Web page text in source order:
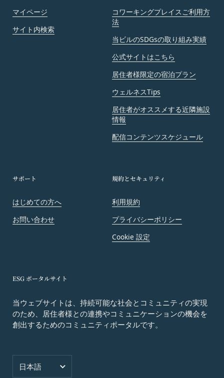
マイページ
サイト内検索
コワーキングプレイスご利用方
法
当ビルのSDGsの取り組み実績
公式サイトはこちら
居住者様限定の宿泊プラン
ウェルネスTips
居住者がオススメする近隣施設
情報
配信コンテンツスケジュール
サポート
はじめての方へ
お問い合わせ
規約とセキュリティ
利用規約
プライバシーポリシー
Cookie 設定
ESG ポータルサイト
当ウェブサイトは、持続可能な社会とコミュニティの実現
のため、居住者様との連携やコミュニケーションの機会を
創出するためのコミュニティポータルです。
日本語
当社は、会員が本サービスの登録その他一切の利用
の過程において、当社が取得した情報の取り扱い
は、プライバシーポリシーの定めによるものとし、
会員は、プライバシーポリシーの定めに従い、当社
当社は取得した会員情報を下記の目的に利用するこ
本サービスへのログイン時における本人確認
当社の商品、サービス、ウェブサイト、コンテ
よび向上
個人を識別できない形式に加工した上での統計
お客さまアンケートの実施
システムメンテナンス、不具合への対応
応
本規約その他当社が会員との間で定める規約に
違反する行為に対する対応
号のいずれかの場合には、会員へ事前の通知、承諾